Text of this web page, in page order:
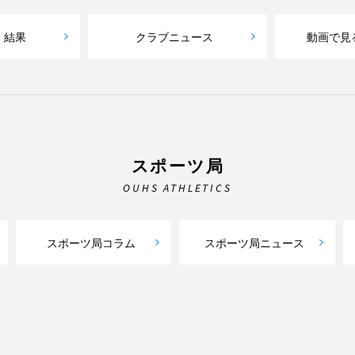
結果 クラブニュース 動画で見
スポーツ局
OUHS ATHLETICS
スポーツ局コラム スポーツ局ニュース